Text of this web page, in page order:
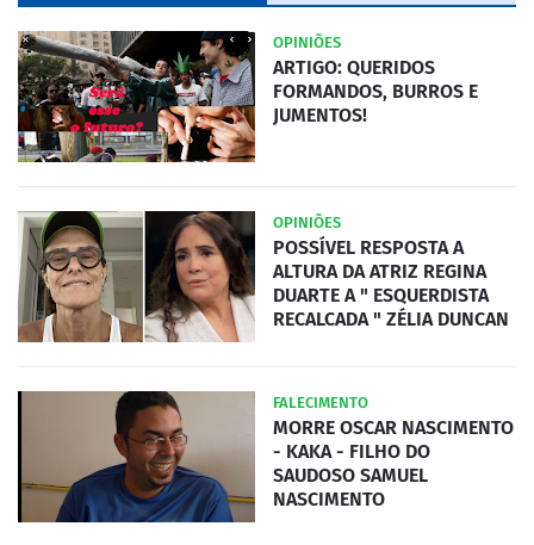
OPINIÕES
ARTIGO: QUERIDOS
FORMANDOS, BURROS E
JUMENTOS!
OPINIÕES
POSSÍVEL RESPOSTA A
ALTURA DA ATRIZ REGINA
DUARTE A " ESQUERDISTA
RECALCADA " ZÉLIA DUNCAN
FALECIMENTO
MORRE OSCAR NASCIMENTO
- KAKA - FILHO DO
SAUDOSO SAMUEL
NASCIMENTO